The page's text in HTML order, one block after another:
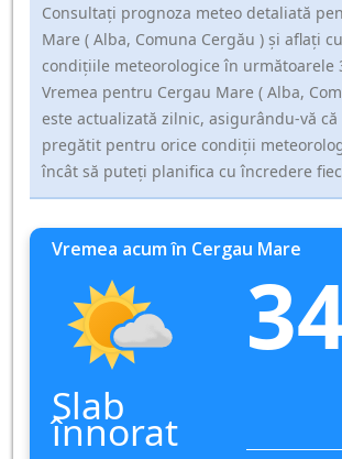
Consultați prognoza meteo detaliată
Mare ( Alba, Comuna Cergău ) și aflați
condițiile meteorologice în următoarele
Vremea pentru Cergau Mare ( Alba,
este actualizată zilnic, asigurându-vă
pregătit pentru orice condiții
încât să puteți planifica cu încredere
Vremea acum în Cergau Mare
Slab
înnorat